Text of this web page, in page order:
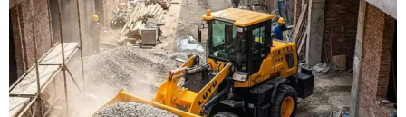
und den 75-PS-Traktor mit hohem Drehmoment für die
Vorbereitung von härteren Böden benötigen, wir haben das
Richtige für Sie.